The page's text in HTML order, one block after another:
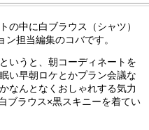
の中に白ブラウス（シャツ）
担当編集のコバです。
いうと、朝コーディネートを
い早朝ロケとかプラン会議な
なんとなくおしゃれする気力
ブラウス×黒スキニーを着てい